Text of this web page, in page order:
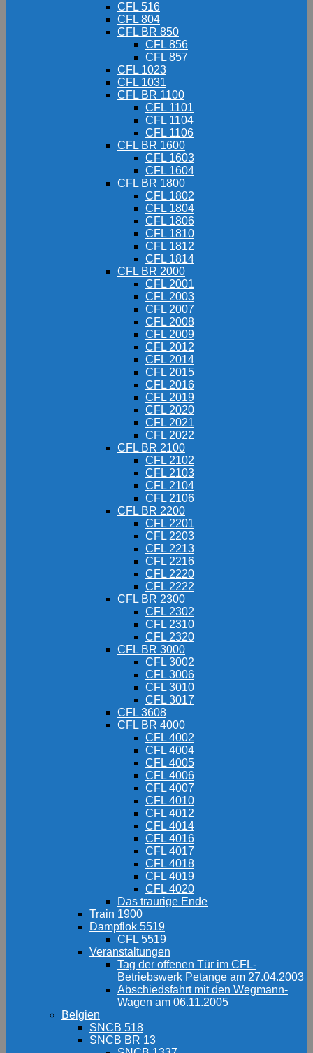
CFL 516
CFL 804
CFL BR 850
CFL 856
CFL 857
CFL 1023
CFL 1031
CFL BR 1100
CFL 1101
CFL 1104
CFL 1106
CFL BR 1600
CFL 1603
CFL 1604
CFL BR 1800
CFL 1802
CFL 1804
CFL 1806
CFL 1810
CFL 1812
CFL 1814
CFL BR 2000
CFL 2001
CFL 2003
CFL 2007
CFL 2008
CFL 2009
CFL 2012
CFL 2014
CFL 2015
CFL 2016
CFL 2019
CFL 2020
CFL 2021
CFL 2022
CFL BR 2100
CFL 2102
CFL 2103
CFL 2104
CFL 2106
CFL BR 2200
CFL 2201
CFL 2203
CFL 2213
CFL 2216
CFL 2220
CFL 2222
CFL BR 2300
CFL 2302
CFL 2310
CFL 2320
CFL BR 3000
CFL 3002
CFL 3006
CFL 3010
CFL 3017
CFL 3608
CFL BR 4000
CFL 4002
CFL 4004
CFL 4005
CFL 4006
CFL 4007
CFL 4010
CFL 4012
CFL 4014
CFL 4016
CFL 4017
CFL 4018
CFL 4019
CFL 4020
Das traurige Ende
Train 1900
Dampflok 5519
CFL 5519
Veranstaltungen
Tag der offenen Tür im CFL-
Betriebswerk Petange am 27.04.2003
Abschiedsfahrt mit den Wegmann-
Wagen am 06.11.2005
Belgien
SNCB 518
SNCB BR 13